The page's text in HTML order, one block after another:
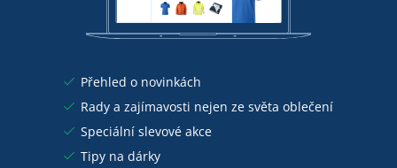
Přehled o novinkách
Rady a zajímavosti nejen ze světa oblečení
Speciální slevové akce
Tipy na dárky